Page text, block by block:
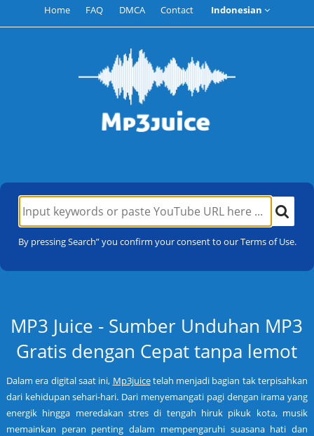
Home FAQ DMCA Contact Indonesian
By pressing Search” you confirm your consent to our Terms of Use.
MP3 Juice - Sumber Unduhan MP3
Gratis dengan Cepat tanpa lemot
Dalam era digital saat ini, Mp3juicetelah menjadi bagian tak terpisahkan
dari kehidupan sehari-hari. Dari menyemangati pagi dengan irama yang
energik hingga meredakan stres di tengah hiruk pikuk kota, musik
memainkan peran penting dalam mempengaruhi suasana hati dan